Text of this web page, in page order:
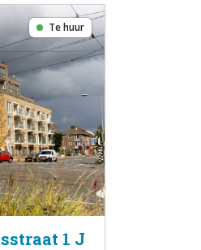
Te huur
1 J